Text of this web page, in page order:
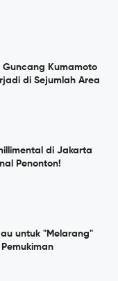
Kumamoto
di Sejumlah Area
di Jakarta
Penonton!
untuk "Melarang"